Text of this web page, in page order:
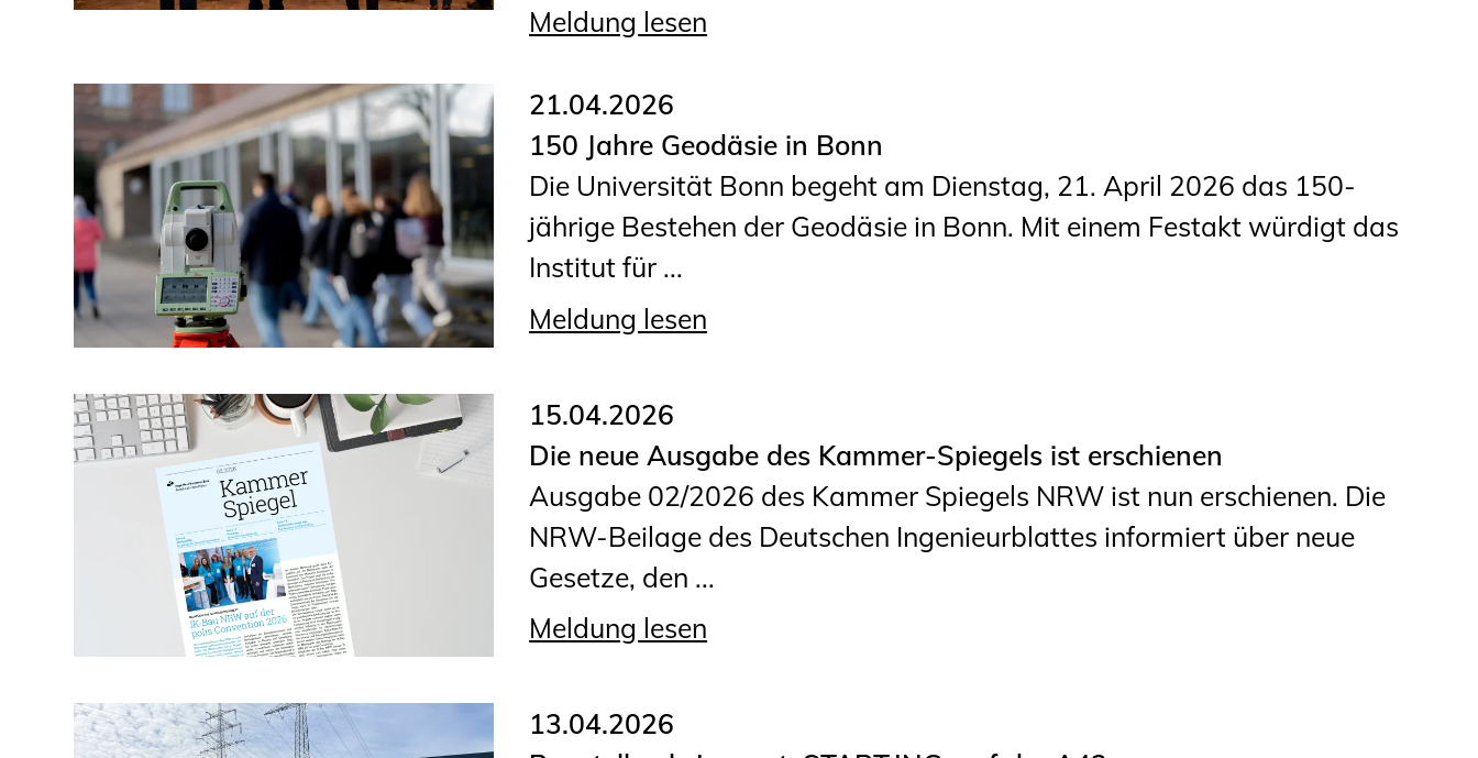
Publikationen
Staatlich anerkannte
Sachverständige
Öffentlich bestellte und
vereidigte Sachverständige
Prüfsachverständige
Qualifizierte Tragwerksplaner/-
Bauvorlageberechtigte
Sachkundige für Zustands- und
Funktionsprüfung privater
Abwasserleitungen
Vereinbarungen mit
Ingenieurkammern
Büronachfolge
Kontakt und Anfahrt
Impressum
Meldung lesen
21.04.2026
150 Jahre Geodäsie in Bonn
Die Universität Bonn begeht am Dienstag, 21. April 2026 das 150-
jährige Bestehen der Geodäsie in Bonn. Mit einem Festakt würdigt das
Institut für ...
Meldung lesen
15.04.2026
Die neue Ausgabe des Kammer-Spiegels ist erschienen
Ausgabe 02/2026 des Kammer Spiegels NRW ist nun erschienen. Die
NRW-Beilage des Deutschen Ingenieurblattes informiert über neue
Gesetze, den ...
Meldung lesen
13.04.2026